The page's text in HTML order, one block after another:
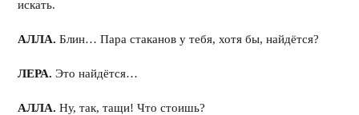
искать.
АЛЛА. Блин… Пара стаканов у тебя, хотя бы, найдётся?
ЛЕРА. Это найдётся…
АЛЛА. Ну, так, тащи! Что стоишь?